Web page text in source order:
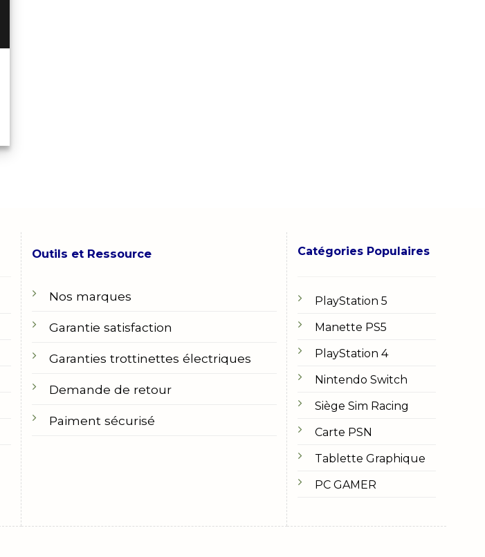
Outils et Ressource
Nos marques
Garantie satisfaction
Garanties trottinettes électriques
Demande de retour
Paiment sécurisé
Catégories Populaires
PlayStation 5
Manette PS5
PlayStation 4
Nintendo Switch
Siège Sim Racing
Carte PSN
Tablette Graphique
PC GAMER